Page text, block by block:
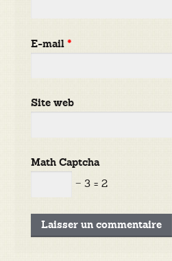
E-mail*
Site web
Math Captcha
− 3 = 2